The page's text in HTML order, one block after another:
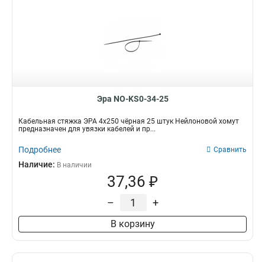
Эра NO-KS0-34-25
Кабельная стяжка ЭРА 4x250 чёрная 25 штук Нейлоновой хомут
предназначен для увязки кабелей и пр...
Подробнее Сравнить
Наличие: В наличии
37,36 ₽
– +
В корзину